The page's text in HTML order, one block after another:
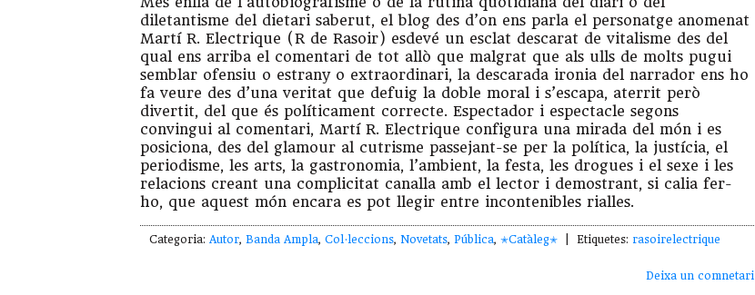
diletantisme del dietari saberut, el blog des d’on ens parla el personatge anomenat
Martí R. Electrique (R de Rasoir) esdevé un esclat descarat de vitalisme des del
qual ens arriba el comentari de tot allò que malgrat que als ulls de molts pugui
semblar ofensiu o estrany o extraordinari, la descarada ironia del narrador ens ho
fa veure des d’una veritat que defuig la doble moral i s’escapa, aterrit però
divertit, del que és políticament correcte. Espectador i espectacle segons
convingui al comentari, Martí R. Electrique configura una mirada del món i es
posiciona, des del glamour al cutrisme passejant-se per la política, la justícia, el
periodisme, les arts, la gastronomia, l’ambient, la festa, les drogues i el sexe i les
relacions creant una complicitat canalla amb el lector i demostrant, si calia fer-
ho, que aquest món encara es pot llegir entre incontenibles rialles.
Categoria:Autor,Banda Ampla,Col·leccions,Novetats,Pública,✭Catàleg✭ | Etiquetes: rasoirelectrique
Deixa un comnetari